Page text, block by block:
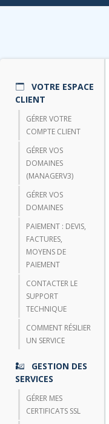
VOTRE ESPACE
CLIENT
GÉRER VOTRE
COMPTE CLIENT
GÉRER VOS
DOMAINES
(MANAGERV3)
GÉRER VOS
DOMAINES
PAIEMENT : DEVIS,
FACTURES,
MOYENS DE
PAIEMENT
CONTACTER LE
SUPPORT
TECHNIQUE
COMMENT RÉSILIER
UN SERVICE
GESTION DES
SERVICES
GÉRER MES
CERTIFICATS SSL